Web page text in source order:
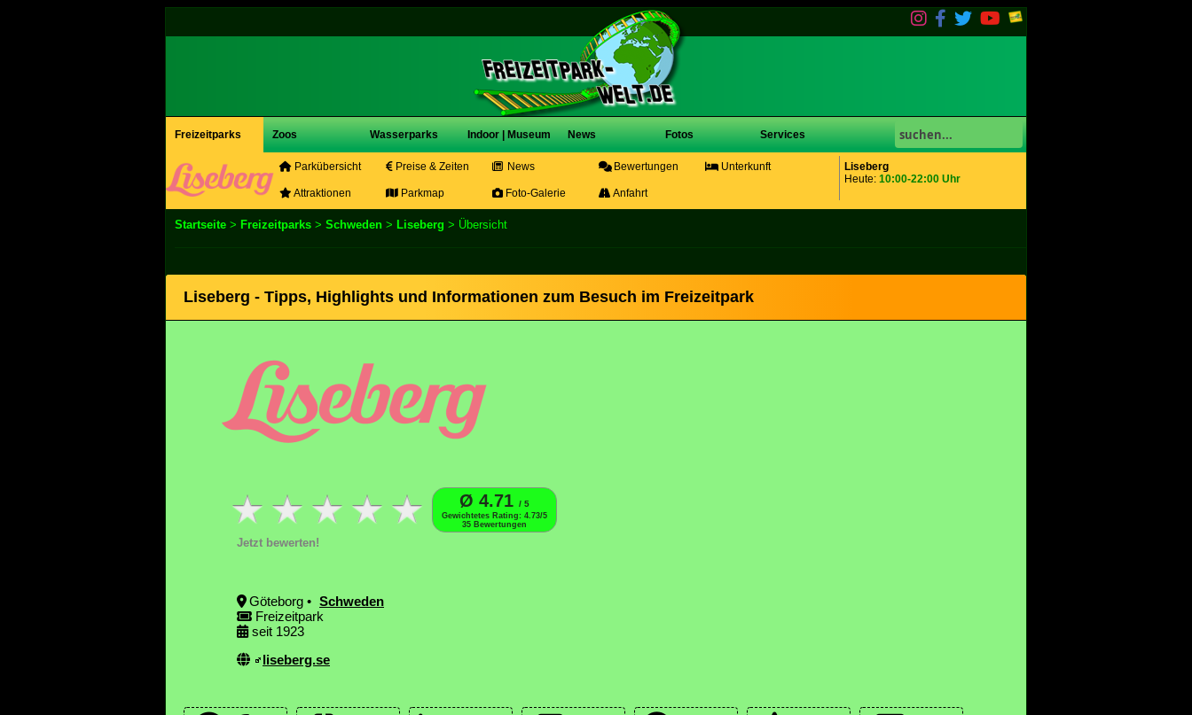
Freizeitparks Zoos Wasserparks Indoor | Museum News Fotos Services
Liseberg
Heute: 10:00-22:00 Uhr
Parkübersicht Preise & Zeiten News Bewertungen Unterkunft
Attraktionen Parkmap Foto-Galerie Anfahrt
Startseite > Freizeitparks > Schweden > Liseberg > Übersicht
Liseberg - Tipps, Highlights und Informationen zum Besuch im Freizeitpark
Ø 4.71 / 5
Gewichtetes Rating: 4.73/5
35 Bewertungen
Jetzt bewerten!
Göteborg • Schweden
Freizeitpark
seit 1923
liseberg.se